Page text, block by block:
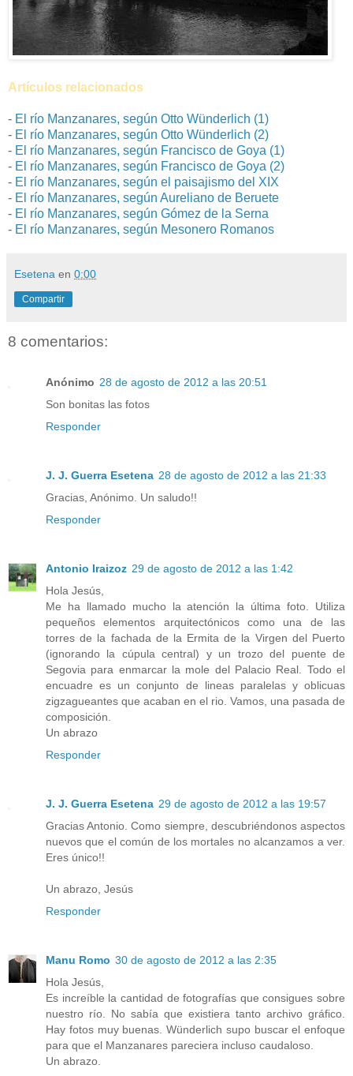
Artículos relacionados
- El río Manzanares, según Otto Wünderlich (1)
- El río Manzanares, según Otto Wünderlich (2)
- El río Manzanares, según Francisco de Goya (1)
- El río Manzanares, según Francisco de Goya (2)
- El río Manzanares, según el paisajismo del XIX
- El río Manzanares, según Aureliano de Beruete
- El río Manzanares, según Gómez de la Serna
- El río Manzanares, según Mesonero Romanos
Esetena en 0:00
Compartir
8 comentarios:
Anónimo 28 de agosto de 2012 a las 20:51
Son bonitas las fotos
Responder
J. J. Guerra Esetena 28 de agosto de 2012 a las 21:33
Gracias, Anónimo. Un saludo!!
Responder
Antonio Iraizoz 29 de agosto de 2012 a las 1:42
Hola Jesús,
Me ha llamado mucho la atención la última foto. Utiliza
pequeños elementos arquitectónicos como una de las
torres de la fachada de la Ermita de la Virgen del Puerto
(ignorando la cúpula central) y un trozo del puente de
Segovia para enmarcar la mole del Palacio Real. Todo el
encuadre es un conjunto de lineas paralelas y oblicuas
zigzagueantes que acaban en el rio. Vamos, una pasada de
composición.
Un abrazo
Responder
J. J. Guerra Esetena 29 de agosto de 2012 a las 19:57
Gracias Antonio. Como siempre, descubriéndonos aspectos
nuevos que el común de los mortales no alcanzamos a ver.
Eres único!!
Un abrazo, Jesús
Responder
Manu Romo 30 de agosto de 2012 a las 2:35
Hola Jesús,
Es increíble la cantidad de fotografías que consigues sobre
nuestro río. No sabía que existiera tanto archivo gráfico.
Hay fotos muy buenas. Wünderlich supo buscar el enfoque
para que el Manzanares pareciera incluso caudaloso.
Un abrazo.